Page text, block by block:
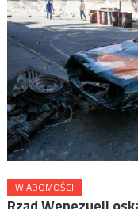
WIADOMOŚCI